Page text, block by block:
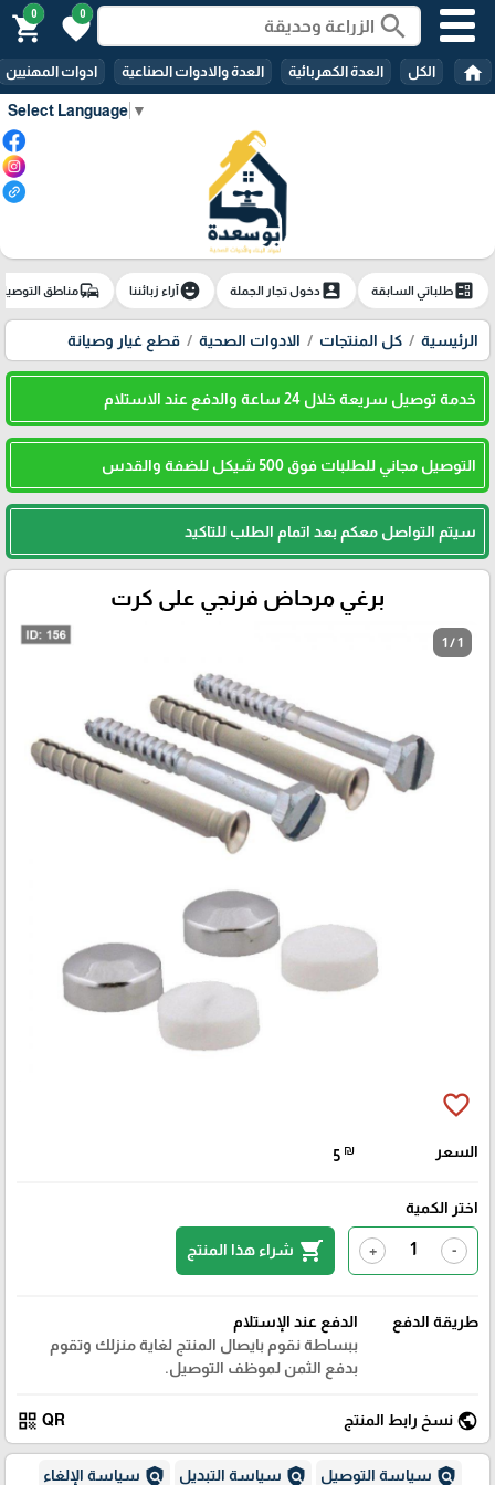
Select Language ▼
search
0
favorite
0
shopping_cart
home الكل العدة الكهربائية العدة والادوات الصناعية ادوات المهنيين
ballotطلباتي السابقة account_boxدخول تجار الجملة emoji_emotionsآراء زبائننا commuteمناطق
الرئيسية كل المنتجات الادوات الصحية قطع غيار وصيانة
خدمة توصيل سريعة خلال 24 ساعة والدفع عند الاستلام
التوصيل مجاني للطلبات فوق 500 شيكل للضفة والقدس
سيتم التواصل معكم بعد اتمام الطلب للتاكيد
برغي مرحاض فرنجي على كرت
1 / 1
favorite_border
السعر 5 ₪
اختر الكمية
-
+
shopping_cart شراء هذا المنتج
طريقة الدفع
الدفع عند الإستلام
ببساطة نقوم بايصال المنتج لغاية منزلك وتقوم
بدفع الثمن لموظف التوصيل.
public نسخ رابط المنتج QR
qr_code
policy سياسة التوصيل policy سياسة التبديل policy سياسة الإلغاء